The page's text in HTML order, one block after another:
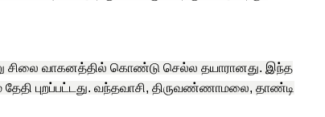
சிலை வாகனத்தில் கொண்டு செல்ல தயாரானது. இந்த
புறப்பட்டது. வந்தவாசி, திருவண்ணாமலை, தாண்டி